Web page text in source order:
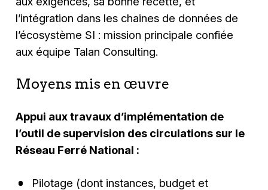
l’intégration dans les chaines de données de
l’écosystème SI : mission principale confiée
aux équipe Talan Consulting.
Moyens mis en œuvre
Appui aux travaux d’implémentation de
l’outil de supervision des circulations sur le
Réseau Ferré National :
Pilotage (dont instances, budget et